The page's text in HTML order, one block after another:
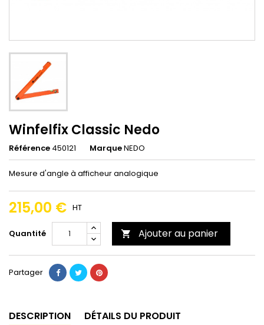
Winfelfix Classic Nedo
Référence 450121 MarqueNEDO
Mesure d'angle à afficheur analogique
215,00 € HT
Quantité  Ajouter au panier
Partager
DESCRIPTION DÉTAILS DU PRODUIT